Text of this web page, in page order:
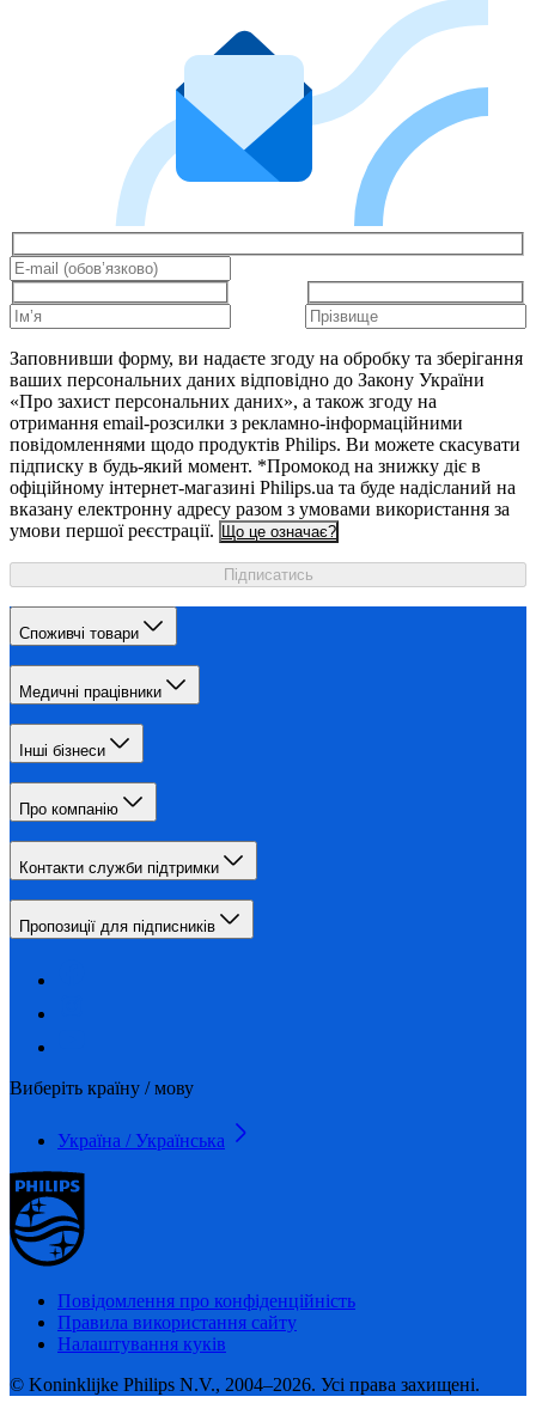
Заповнивши форму, ви надаєте згоду на обробку та зберігання
ваших персональних даних відповідно до Закону України
«Про захист персональних даних», а також згоду на
отримання email-розсилки з рекламно-інформаційними
повідомленнями щодо продуктів Philips. Ви можете скасувати
підписку в будь-який момент. *Промокод на знижку діє в
офіційному інтернет-магазині Philips.ua та буде надісланий на
вказану електронну адресу разом з умовами використання за
умови першої реєстрації. Що це означає?
Підписатись
Споживчі товари
Медичні працівники
Інші бізнеси
Про компанію
Контакти служби підтримки
Пропозиції для підписників
Виберіть країну / мову
Україна / Українська
Повідомлення про конфіденційність
Правила використання сайту
Налаштування куків
© Koninklijke Philips N.V., 2004–2026. Усі права захищені.